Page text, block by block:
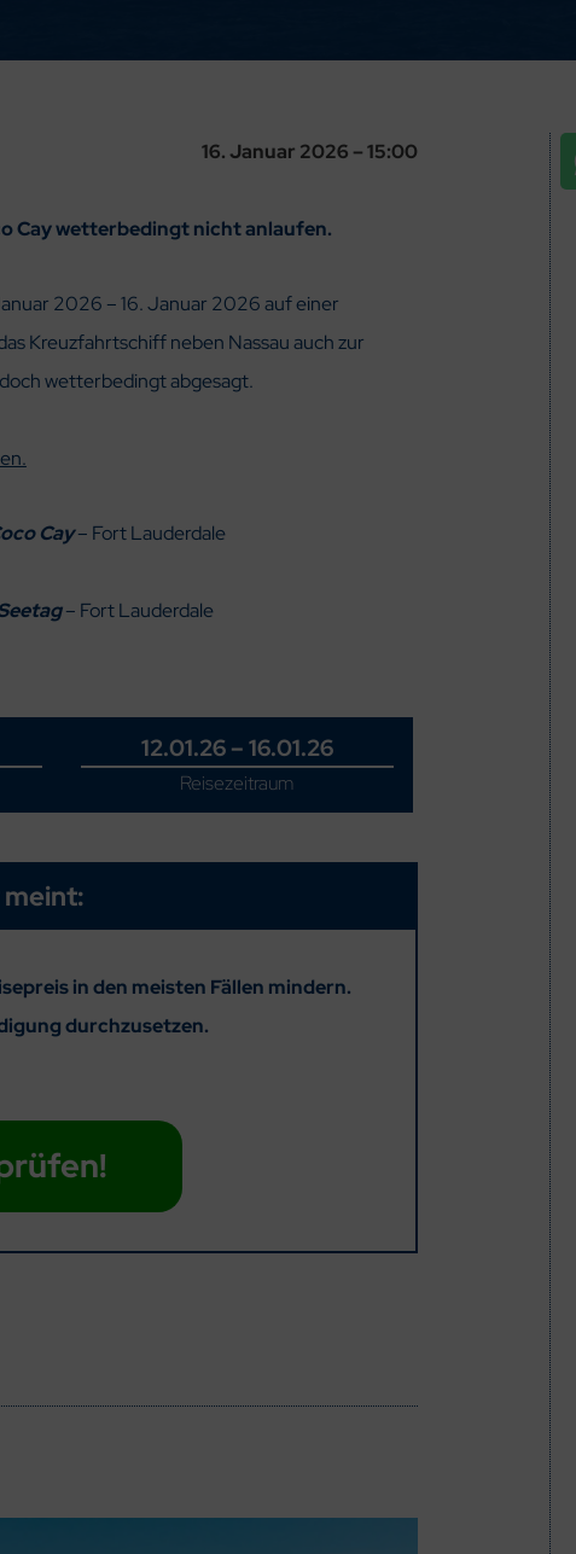
16. Januar 2026 – 15:00
Cay wetterbedingt nicht anlaufen.
2026 – 16. Januar 2026 auf einer
Kreuzfahrtschiff neben Nassau auch zur
wetterbedingt abgesagt.
Cay– Fort Lauderdale
– Fort Lauderdale
12.01.26 – 16.01.26
Reisezeitraum
meint:
in den meisten Fällen mindern.
durchzusetzen.